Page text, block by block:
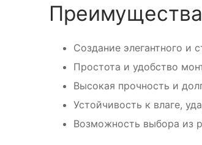
Создание элегантного и
Простота и удобство
Высокая прочность и
Устойчивость к влаге,
Возможность выбора из